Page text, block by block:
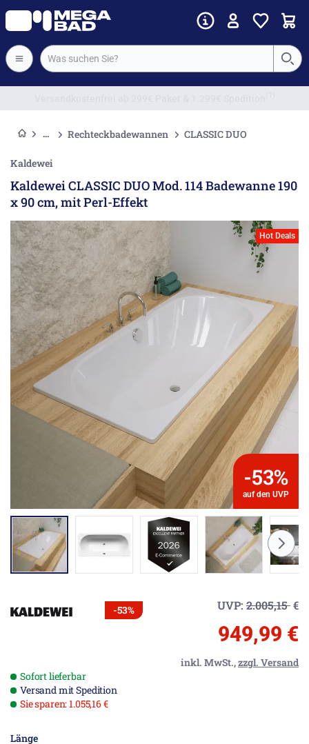
Rechteckbadewannen CLASSIC DUO
Kaldewei
Kaldewei CLASSIC DUO Mod. 114 Badewanne 190
x 90 cm, mit Perl-Effekt
Hot Deals
-53%
auf den UVP
-53% UVP: 2.005,15€
949,99 €
inkl. MwSt.,zzgl. Versand
Sofort lieferbar
Versand mit Spedition
Sie sparen: 1.055,16 €
Länge